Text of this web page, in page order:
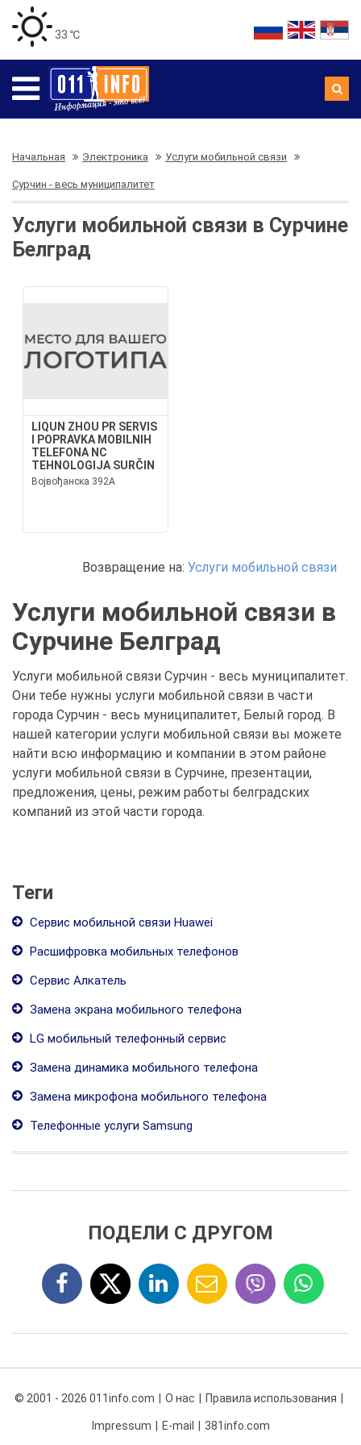
33 ℃
Начальная Электроника Услуги мобильной связи
Сурчин - весь муниципалитет
Услуги мобильной связи в Сурчине
Белград
LIQUN ZHOU PR SERVIS
I POPRAVKA MOBILNIH
TELEFONA NC
TEHNOLOGIJA SURČIN
Војвођанска 392А
Возвращение на: Услуги мобильной связи
Услуги мобильной связи в
Сурчине Белград
Услуги мобильной связи Сурчин - весь муниципалитет.
Они тебе нужны услуги мобильной связи в части
города Сурчин - весь муниципалитет, Белый город. В
нашей категории услуги мобильной связи вы можете
найти всю информацию и компании в этом районе
услуги мобильной связи в Сурчине, презентации,
предложения, цены, режим работы белградских
компаний из этой части города.
Теги
Сервис мобильной связи Huawei
Расшифровка мобильных телефонов
Сервис Алкатель
Замена экрана мобильного телефона
LG мобильный телефонный сервис
Замена динамика мобильного телефона
Замена микрофона мобильного телефона
Телефонные услуги Samsung
ПОДЕЛИ С ДРУГОМ
© 2001 - 2026 011info.com О нас Правила использования
Impressum E-mail 381info.com